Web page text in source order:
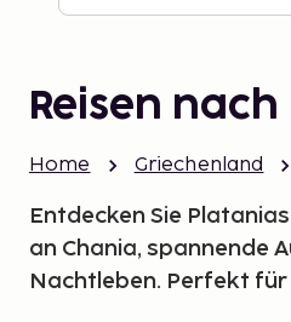
Reisen
Home Griechenland
Entdecken Sie
an Chania, spannende
Nachtleben. Perfekt für